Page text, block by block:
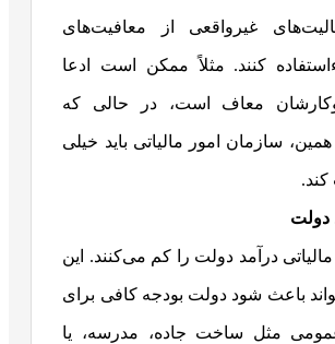
غیرواقعی از معافیت‌های
کنند. مثلاً ممکن است ادعا
معاف است، در حالی که
سازمان امور مالیاتی باید خیلی
دولت
درآمد دولت را کم می‌کنند. این
باعث شود دولت بودجه کافی برای
مثل ساخت جاده، مدرسه، یا